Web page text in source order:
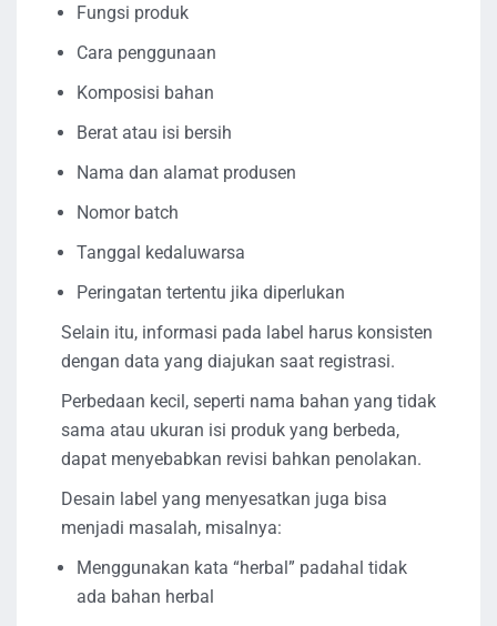
Fungsi produk
Cara penggunaan
Komposisi bahan
Berat atau isi bersih
Nama dan alamat produsen
Nomor batch
Tanggal kedaluwarsa
Peringatan tertentu jika diperlukan
Selain itu, informasi pada label harus konsisten
dengan data yang diajukan saat registrasi.
Perbedaan kecil, seperti nama bahan yang tidak
sama atau ukuran isi produk yang berbeda,
dapat menyebabkan revisi bahkan penolakan.
Desain label yang menyesatkan juga bisa
menjadi masalah, misalnya:
Menggunakan kata “herbal” padahal tidak
ada bahan herbal